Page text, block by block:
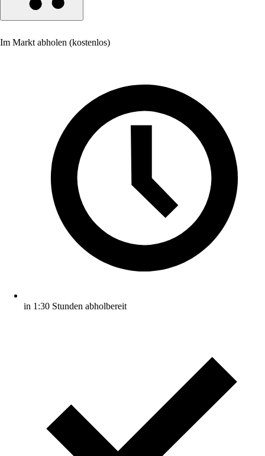
Im Markt abholen (kostenlos)
in 1:30 Stunden abholbereit